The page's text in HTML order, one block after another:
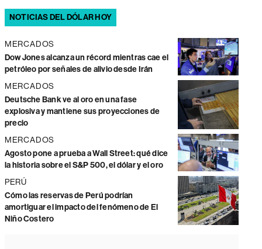
NOTICIAS DEL DÓLAR HOY
MERCADOS
Dow Jones alcanza un récord mientras cae el
petróleo por señales de alivio desde Irán
MERCADOS
Deutsche Bank ve al oro en una fase
explosiva y mantiene sus proyecciones de
precio
MERCADOS
Agosto pone a prueba a Wall Street: qué dice
la historia sobre el S&P 500, el dólar y el oro
PERÚ
Cómo las reservas de Perú podrían
amortiguar el impacto del fenómeno de El
Niño Costero